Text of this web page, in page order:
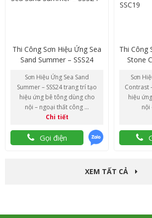
Thi Công Sơn Hiệu Ứng Sea
Sand Summer – SSS24
Sơn Hiệu Ứng Sea Sand
Summer – SSS24 trang trí tạo
hiệu ứng bê tông dùng cho
nội – ngoại thất công ...
Chi tiết
Gọi điện
Thi Công
Stone
Sơn
Contrast
hiệu
nội
XEM TẤT CẢ